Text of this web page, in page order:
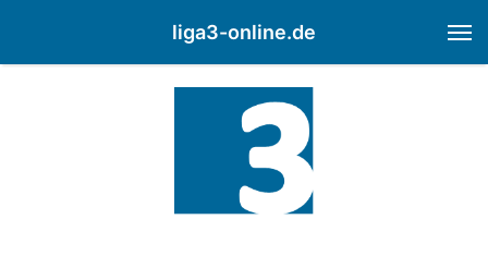
liga3-online.de